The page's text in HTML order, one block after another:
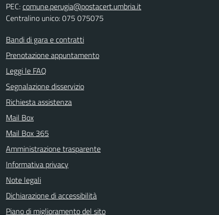
PEC:comune.perugia@postacert.umbria.it
Centralino unico: 075 075075
Bandi di gara e contratti
Prenotazione appuntamento
Leggi le FAQ
Segnalazione disservizio
Richiesta assistenza
Mail Box
Mail Box 365
Amministrazione trasparente
Informativa privacy
Note legali
Dichiarazione di accessibilità
Piano di miglioramento del sito